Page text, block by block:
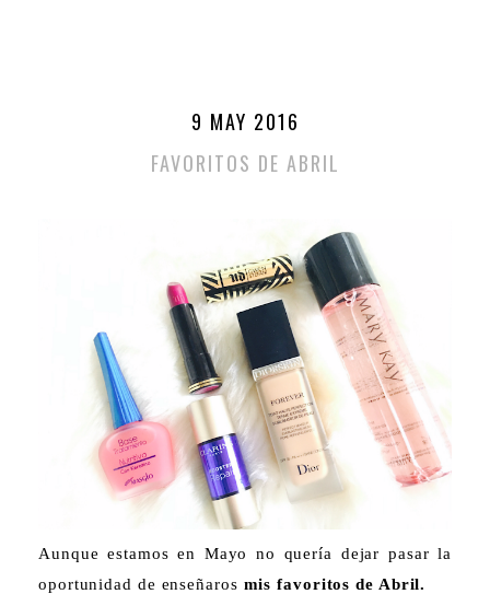
9 MAY 2016
FAVORITOS DE ABRIL
Aunque estamos en Mayo no quería dejar pasar la
oportunidad de enseñaros mis favoritos de Abril.